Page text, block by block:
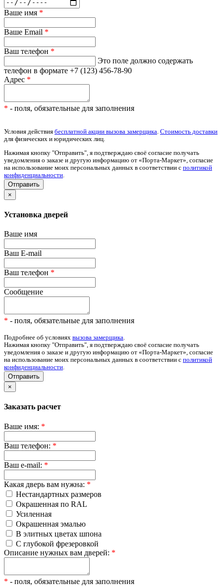
Ваше имя *
Ваше Email *
Ваш телефон *
Это поле должно содержать
телефон в формате +7 (123) 456-78-90
Адрес *
* - поля, обязательные для заполнения
Условия действия бесплатной акции вызова замерщика Стоимость доставки
для физических и юридических лиц.
Нажимая кнопку "Отправить", я подтверждаю своё согласие получать
уведомления о заказе и другую информацию от «Порта-Маркет», согласие
на использование моих персональных данных в соответствии с политикой
конфиденциальности
×
Установка дверей
Ваше имя
Ваш E-mail
Ваш телефон *
Сообщение
* - поля, обязательные для заполнения
Подробнее об условиях вызова замерщика.
Нажимая кнопку "Отправить", я подтверждаю своё согласие получать
уведомления о заказе и другую информацию от «Порта-Маркет», согласие
на использование моих персональных данных в соответствии с политикой
конфиденциальности.
Отправить
×
Заказать расчет
Ваше имя: *
Ваш телефон: *
Ваш e-mail: *
Какая дверь вам нужна: *
Нестандартных размеров
Окрашенная по RAL
Усиленная
Окрашенная эмалью
В элитных цветах шпона
С глубокой фрезеровкой
Описание нужных вам дверей: *
* - поля, обязательные для заполнения